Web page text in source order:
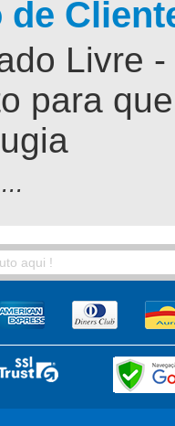
de
Livre
para